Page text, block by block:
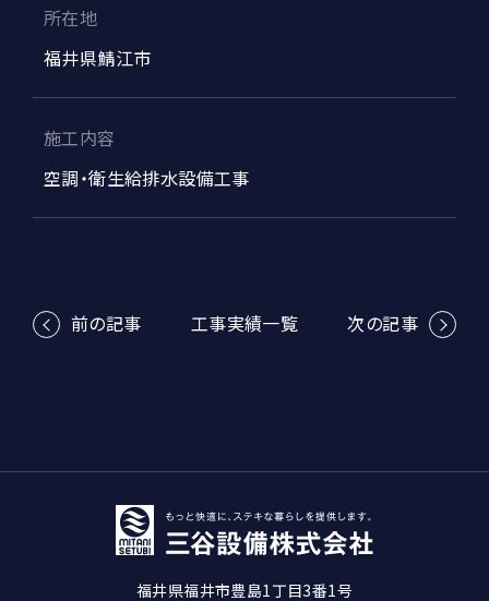
所在地
福井県鯖江市
施工内容
空調・衛生給排水設備工事
前の記事 工事実績一覧 次の記事
福井県福井市豊島1丁目3番1号